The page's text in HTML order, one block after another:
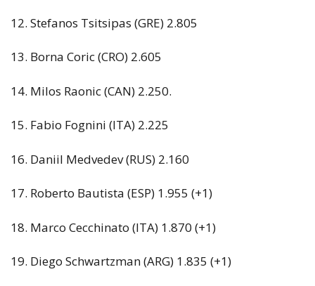
12. Stefanos Tsitsipas (GRE) 2.805
13. Borna Coric (CRO) 2.605
14. Milos Raonic (CAN) 2.250.
15. Fabio Fognini (ITA) 2.225
16. Daniil Medvedev (RUS) 2.160
17. Roberto Bautista (ESP) 1.955 (+1)
18. Marco Cecchinato (ITA) 1.870 (+1)
19. Diego Schwartzman (ARG) 1.835 (+1)